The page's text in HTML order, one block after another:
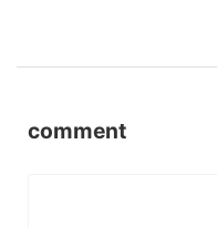
comment